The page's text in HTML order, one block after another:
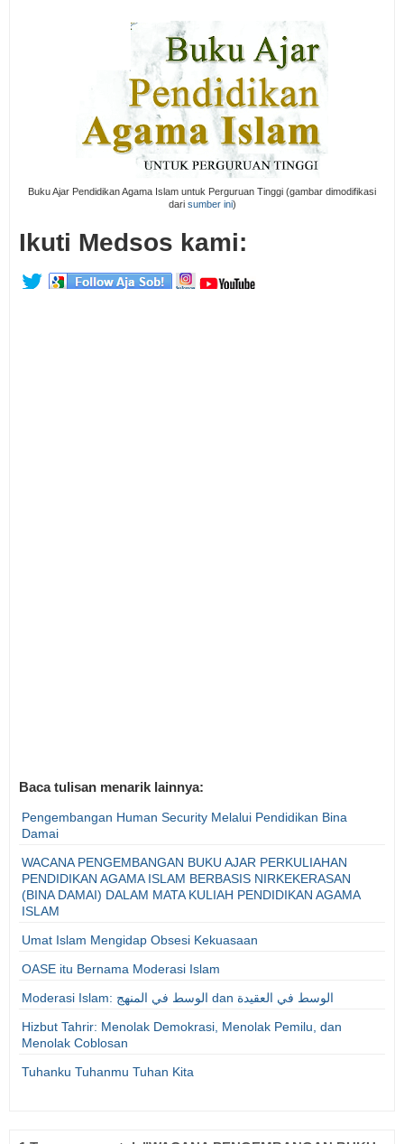
Buku Ajar Pendidikan Agama Islam untuk Perguruan Tinggi (gambar dimodifikasi
dari sumber ini)
Ikuti Medsos kami:
Baca tulisan menarik lainnya:
Pengembangan Human Security Melalui Pendidikan Bina
Damai
WACANA PENGEMBANGAN BUKU AJAR PERKULIAHAN
PENDIDIKAN AGAMA ISLAM BERBASIS NIRKEKERASAN
(BINA DAMAI) DALAM MATA KULIAH PENDIDIKAN AGAMA
ISLAM
Umat Islam Mengidap Obsesi Kekuasaan
OASE itu Bernama Moderasi Islam
Moderasi Islam: الوسط في المنهج dan الوسط في العقيدة
Hizbut Tahrir: Menolak Demokrasi, Menolak Pemilu, dan
Menolak Coblosan
Tuhanku Tuhanmu Tuhan Kita